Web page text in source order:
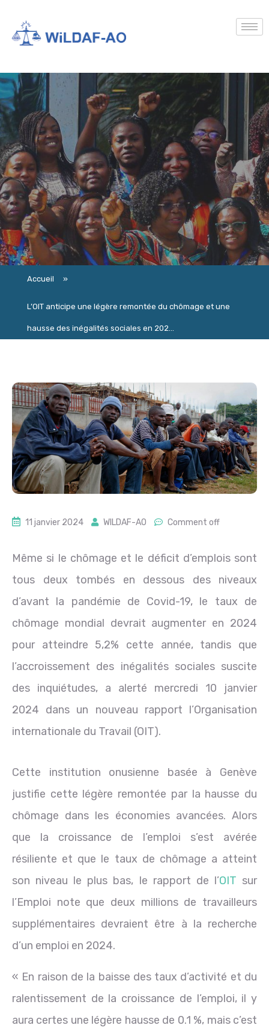
Accueil »
L’OIT anticipe une légère remontée du chômage et une
hausse des inégalités sociales en 202...
11 janvier 2024 WILDAF-AO Comment off
Même si le chômage et le déficit d’emplois sont
tous deux tombés en dessous des niveaux
d’avant la pandémie de Covid-19, le taux de
chômage mondial devrait augmenter en 2024
pour atteindre 5,2% cette année, tandis que
l’accroissement des inégalités sociales suscite
des inquiétudes, a alerté mercredi 10 janvier
2024 dans un nouveau rapport l’Organisation
internationale du Travail (OIT).
Cette institution onusienne basée à Genève
justifie cette légère remontée par la hausse du
chômage dans les économies avancées. Alors
que la croissance de l’emploi s’est avérée
résiliente et que le taux de chômage a atteint
son niveau le plus bas, le rapport de l’OIT sur
l’Emploi note que deux millions de travailleurs
supplémentaires devraient être à la recherche
d’un emploi en 2024.
« En raison de la baisse des taux d’activité et du
ralentissement de la croissance de l’emploi, il y
aura certes une légère hausse de 0.1 %, mais c’est